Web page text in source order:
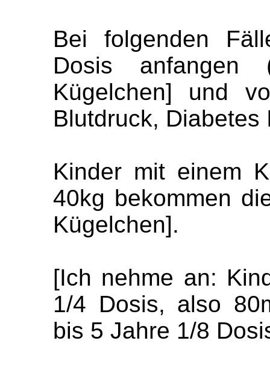
Bei folgenden
Dosis
Kügelchen] und
Blutdruck, Diabetes
Kinder mit einem
40kg bekommen
Kügelchen].
[Ich nehme an:
1/4 Dosis, also
bis 5 Jahre 1/8